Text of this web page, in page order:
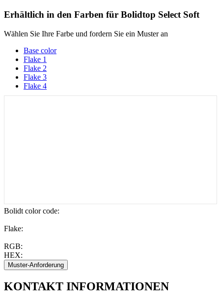
Erhältlich in den Farben für Bolidtop Select Soft
Wählen Sie Ihre Farbe und fordern Sie ein Muster an
Base color
Flake 1
Flake 2
Flake 3
Flake 4
Bolidt color code:
Flake:
RGB:
HEX:
KONTAKT INFORMATIONEN